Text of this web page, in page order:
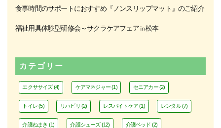
食事時間のサポートにおすすめ『ノンスリップマット』のご紹介
福祉用具体験型研修会～サクラケアフェア㏌松本
カテゴリー
エクササイズ(4) ケアマネジャー(1) セニアカー(2)
トイレ(5) リハビリ (2) レスパイトケア(1) レンタル(7)
介護ねまき (1) 介護シューズ(12) 介護ベッド (2)